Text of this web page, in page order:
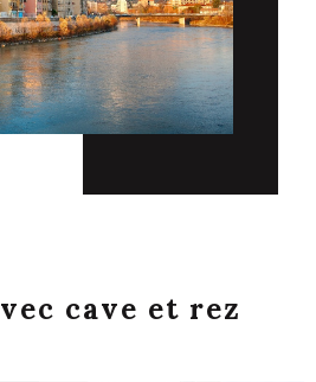
cave et rez